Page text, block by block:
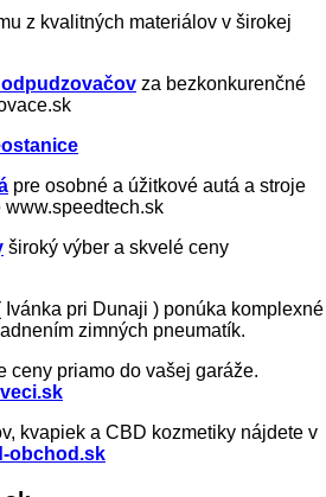
z kvalitných materiálov v širokej
za bezkonkurenčné
pre osobné a úžitkové autá a stroje
široký výber a skvelé ceny
Ivánka pri Dunaji ) ponúka komplexné
zimných pneumatík.
ceny priamo do vašej garáže.
kvapiek a CBD kozmetiky nájdete v
obchod.sk